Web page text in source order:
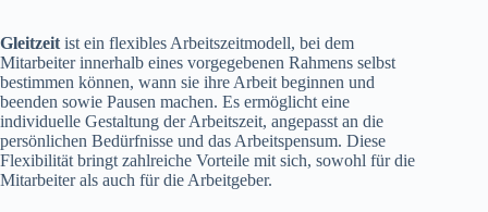
Gleitzeit ist ein flexibles Arbeitszeitmodell, bei dem
Mitarbeiter innerhalb eines vorgegebenen Rahmens selbst
bestimmen können, wann sie ihre Arbeit beginnen und
beenden sowie Pausen machen. Es ermöglicht eine
individuelle Gestaltung der Arbeitszeit, angepasst an die
persönlichen Bedürfnisse und das Arbeitspensum. Diese
Flexibilität bringt zahlreiche Vorteile mit sich, sowohl für die
Mitarbeiter als auch für die Arbeitgeber.